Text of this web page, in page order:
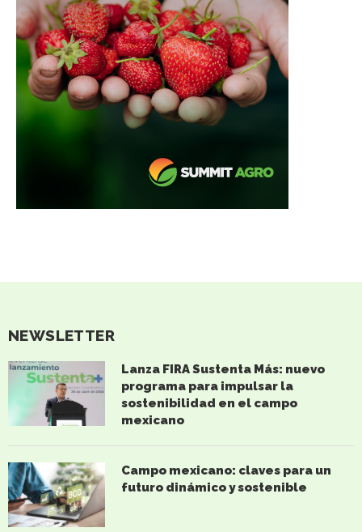
NEWSLETTER
Lanza FIRA Sustenta Más: nuevo
programa para impulsar la
sostenibilidad en el campo
mexicano
Campo mexicano: claves para un
futuro dinámico y sostenible